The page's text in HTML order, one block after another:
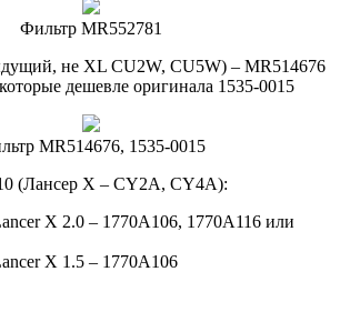
Фильтр MR552781
не XL CU2W, CU5W) – MR514676
дешевле оригинала 1535-0015
MR514676, 1535-0015
(Лансер X – CY2A, CY4A):
X 2.0 – 1770A106, 1770A116 или
X 1.5 – 1770A106